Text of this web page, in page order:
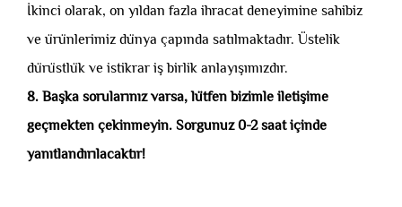
İkinci olarak, on yıldan fazla ihracat deneyimine sahibiz
ve ürünlerimiz dünya çapında satılmaktadır. Üstelik
dürüstlük ve istikrar iş birlik anlayışımızdır.
8. Başka sorularınız varsa, lütfen bizimle iletişime
geçmekten çekinmeyin. Sorgunuz 0-2 saat içinde
yanıtlandırılacaktır!